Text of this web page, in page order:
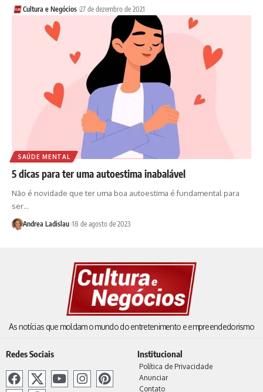
Cultura e Negócios 27 de dezembro de 2021
SAÚDE MENTAL
5 dicas para ter uma autoestima inabalável
Não é novidade que ter uma boa autoestima é fundamental para
ser…
Andrea Ladislau 18 de agosto de 2023
As notícias que moldam o mundo do entretenimento e empreendedorismo
Redes Sociais Institucional
Política de Privacidade
Anunciar
Contato